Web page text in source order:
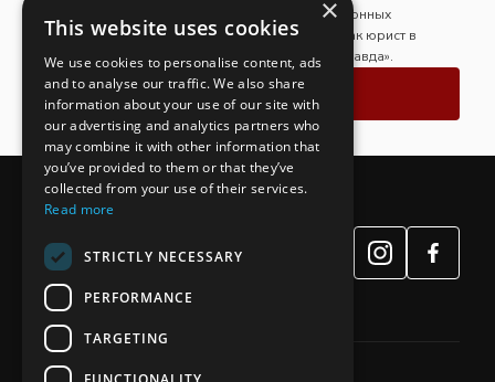
Магистр права. Возглавляет направление пенсионных
правоотношений и обеспечивает ведение дел как юрист в
рамках практики адвокатского объединения «Правда».
Связаться
×
This website uses cookies
We use cookies to personalise content, ads
and to analyse our traffic. We also share
information about your use of our site with
our advertising and analytics partners who
may combine it with other information that
you’ve provided to them or that they’ve
collected from your use of their services.
Read more
STRICTLY NECESSARY
PERFORMANCE
TARGETING